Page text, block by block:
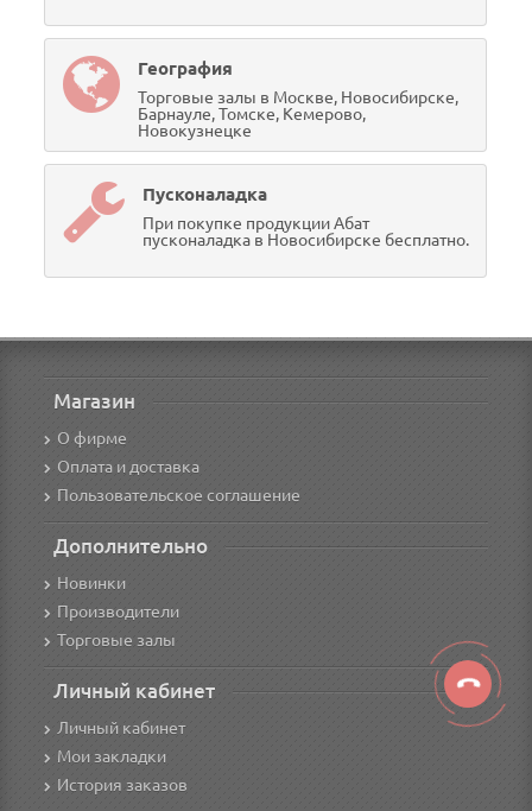
География
Торговые залы в Москве, Новосибирске,
Барнауле, Томске, Кемерово,
Новокузнецке
Пусконаладка
При покупке продукции Абат
пусконаладка в Новосибирске бесплатно.
Магазин
О фирме
Оплата и доставка
Пользовательское соглашение
Дополнительно
Новинки
Производители
Торговые залы
Личный кабинет
Личный кабинет
Мои закладки
История заказов